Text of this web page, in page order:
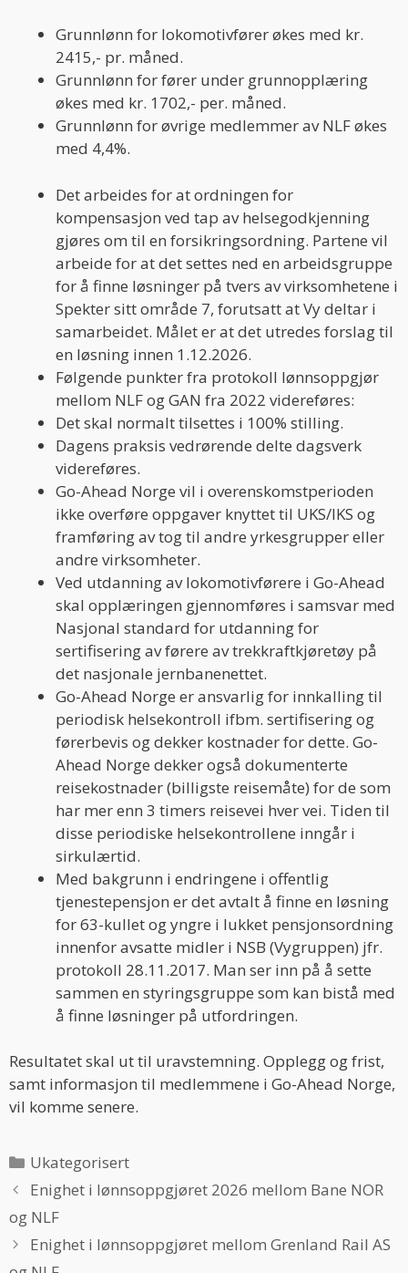
Grunnlønn for lokomotivfører økes med kr.
2415,- pr. måned.
Grunnlønn for fører under grunnopplæring
økes med kr. 1702,- per. måned.
Grunnlønn for øvrige medlemmer av NLF økes
med 4,4%.
Det arbeides for at ordningen for
kompensasjon ved tap av helsegodkjenning
gjøres om til en forsikringsordning. Partene vil
arbeide for at det settes ned en arbeidsgruppe
for å finne løsninger på tvers av virksomhetene i
Spekter sitt område 7, forutsatt at Vy deltar i
samarbeidet. Målet er at det utredes forslag til
en løsning innen 1.12.2026.
Følgende punkter fra protokoll lønnsoppgjør
mellom NLF og GAN fra 2022 videreføres:
Det skaI normalt tilsettes i 100% stilling.
Dagens praksis vedrørende delte dagsverk
videreføres.
Go-Ahead Norge vil i overenskomstperioden
ikke overføre oppgaver knyttet til UKS/IKS og
framføring av tog til andre yrkesgrupper eller
andre virksomheter.
Ved utdanning av lokomotivførere i Go-Ahead
skal opplæringen gjennomføres i samsvar med
Nasjonal standard for utdanning for
sertifisering av førere av trekkraftkjøretøy på
det nasjonale jernbanenettet.
Go-Ahead Norge er ansvarlig for innkalling til
periodisk helsekontroll ifbm. sertifisering og
førerbevis og dekker kostnader for dette. Go-
Ahead Norge dekker også dokumenterte
reisekostnader (billigste reisemåte) for de som
har mer enn 3 timers reisevei hver vei. Tiden til
disse periodiske helsekontrollene inngår i
sirkulærtid.
Med bakgrunn i endringene i offentlig
tjenestepensjon er det avtalt å finne en løsning
for 63-kullet og yngre i lukket pensjonsordning
innenfor avsatte midler i NSB (Vygruppen) jfr.
protokoll 28.11.2017. Man ser inn på å sette
sammen en styringsgruppe som kan bistå med
å finne løsninger på utfordringen.
Resultatet skal ut til uravstemning. Opplegg og frist,
samt informasjon til medlemmene i Go-Ahead Norge,
vil komme senere.
Categories
Ukategorisert
Enighet i lønnsoppgjøret 2026 mellom Bane NOR
og NLF
Enighet i lønnsoppgjøret mellom Grenland Rail AS